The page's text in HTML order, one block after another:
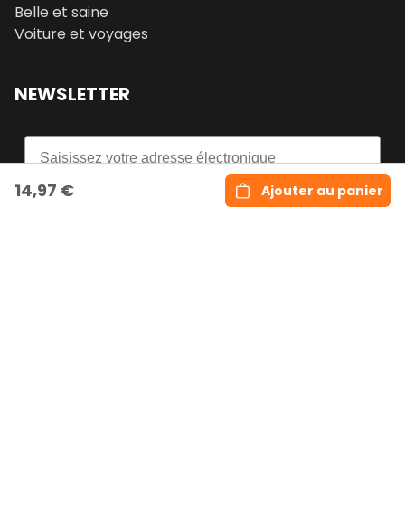
Belle et saine
Voiture et voyages
NEWSLETTER
Email
14,97 € Ajouter au panier